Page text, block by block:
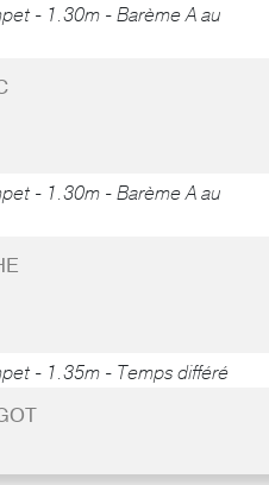
- 1.30m - Barème A au
- 1.30m - Barème A au
- 1.35m - Temps différé